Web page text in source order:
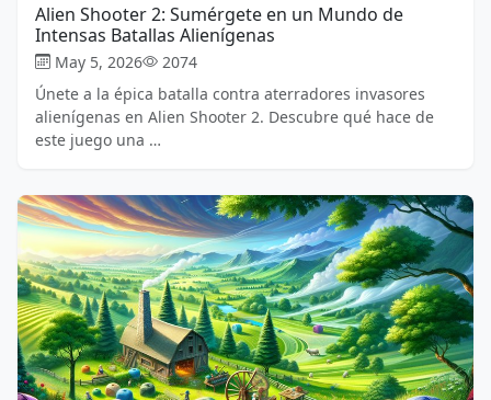
Alien Shooter 2: Sumérgete en un Mundo de
Intensas Batallas Alienígenas
May 5, 2026
2074
Únete a la épica batalla contra aterradores invasores
alienígenas en Alien Shooter 2. Descubre qué hace de
este juego una …